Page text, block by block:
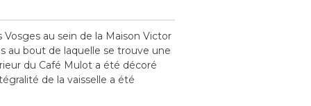
au sein de la Maison Victor
au bout de laquelle se trouve une
du Café Mulot a été décoré
de la vaisselle a été